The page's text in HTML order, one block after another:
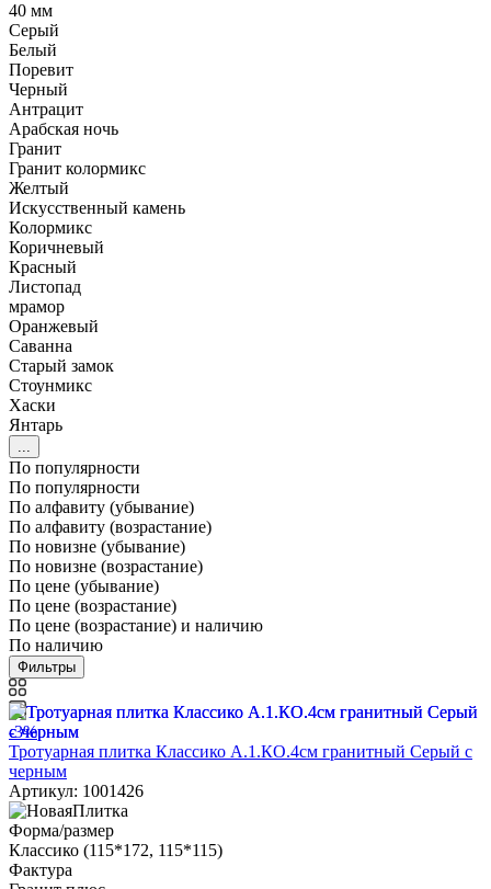
40 мм
Серый
Белый
Поревит
Черный
Антрацит
Арабская ночь
Гранит
Гранит колормикс
Желтый
Искусственный камень
Колормикс
Коричневый
Красный
Листопад
мрамор
Оранжевый
Саванна
Старый замок
Стоунмикс
Хаски
Янтарь
...
По популярности
По популярности
По алфавиту (убывание)
По алфавиту (возрастание)
По новизне (убывание)
По новизне (возрастание)
По цене (убывание)
По цене (возрастание)
По цене (возрастание) и наличию
По наличию
Фильтры
-3%
Тротуарная плитка Классико А.1.КО.4см гранитный Серый с
черным
Артикул: 1001426
Форма/размер
Классико (115*172, 115*115)
Фактура